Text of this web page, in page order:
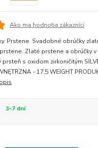
Ako ma hodnotia zákazníci
Prstene. Svadobné obrúčky
Zlaté prstene a obrúčky v
s oxidom zirkoničitým
- 17,5 WEIGHT
3-7 dní